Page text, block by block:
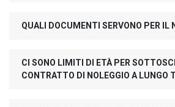
QUALI DOCUMENTI SERVONO PER IL
CI SONO LIMITI DI ETÀ PER
CONTRATTO DI NOLEGGIO A LUNGO